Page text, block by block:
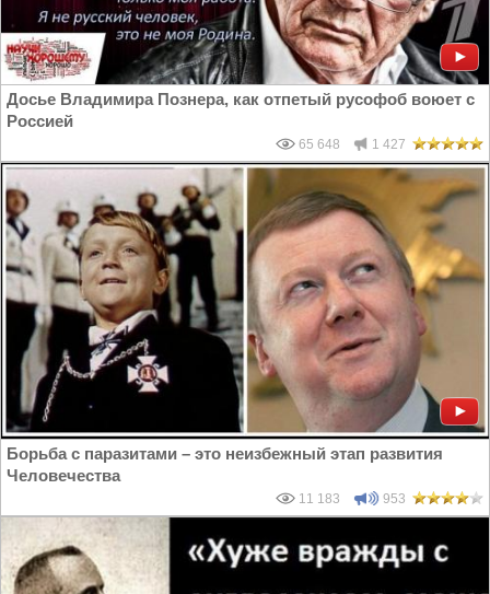
Досье Владимира Познера, как отпетый русофоб воюет с
Россией
65 648 1 427
Борьба с паразитами – это неизбежный этап развития
Человечества
11 183 953